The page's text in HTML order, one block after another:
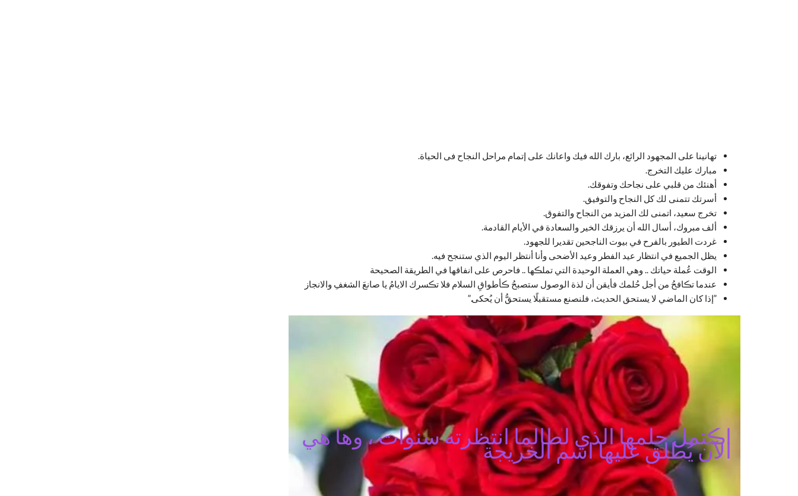
تهانينا على المجهود الرائع، بارك الله فيك واعانك على إتمام مراحل النجاح فى الحياة.
مبارك عليك التخرج.
أهنئك من قلبي على نجاحك وتفوقك.
أسرتك تتمنى لك كل النجاح والتوفيق.
تخرج سعيد، اتمنى لك المزيد من النجاح والتفوق.
ألف مبروك، أسال الله أن يرزقك الخير والسعادة في الأيام القادمة.
غردت الطيور بالفرح في بيوت الناجحين تقديرا للجهود.
يظل الجميع في انتظار عيد الفطر وعيد الأضحى وأنا أنتظر اليوم الذي ستنجح فيه.
الوقت عُملة حياتك .. وهي العملة الوحيدة التي تملڪها .. فاحرص على انفاقها في الطريقة الصحيحة
عندما تڪافحُ من أجل حُلمك فأيقن أن لذة الوصول ستصبحُ ڪأطواقِ السلام فلا تڪسرك الايامُ يا صانعَ الشغفِ والانجاز
‏”إذا كان الماضي لا يستحق الحديث، فلنصنع مستقبلًا يستحقُّ أن يُحكى.”
اڪتمل حلمها الذي لطالما انتظرته سنوات ، وها هي
الآن يُطلق عليها اسم الخريجة